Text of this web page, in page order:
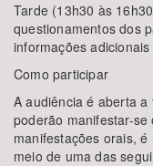
Tarde (13h30 às
questionamentos dos
informações
Como participar
A audiência é aberta
poderão manifestar-
manifestações orais,
meio de uma das